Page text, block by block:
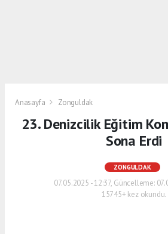
Anasayfa Zonguldak
23. Denizcilik Eğitim
Sona Erdi
ZONGULDAK
07.05.2025 - 12:37, Güncelleme:
15745+ kez okundu.